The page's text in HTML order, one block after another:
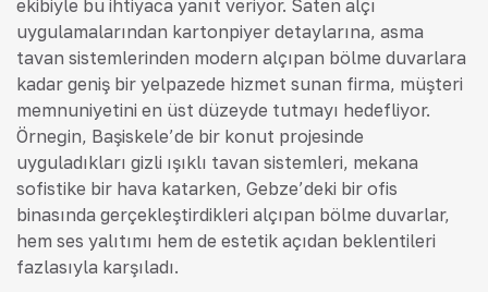
ekibiyle bu ihtiyaca yanıt veriyor. Saten alçı
uygulamalarından kartonpiyer detaylarına, asma
tavan sistemlerinden modern alçıpan bölme duvarlara
kadar geniş bir yelpazede hizmet sunan firma, müşteri
memnuniyetini en üst düzeyde tutmayı hedefliyor.
Örneğin, Başiskele’de bir konut projesinde
uyguladıkları gizli ışıklı tavan sistemleri, mekana
sofistike bir hava katarken, Gebze’deki bir ofis
binasında gerçekleştirdikleri alçıpan bölme duvarlar,
hem ses yalıtımı hem de estetik açıdan beklentileri
fazlasıyla karşıladı.